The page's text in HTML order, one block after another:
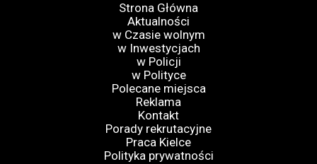
Strona Główna
Aktualności
w Czasie wolnym
w Inwestycjach
w Policji
w Polityce
Polecane miejsca
Reklama
Kontakt
Porady rekrutacyjne
Praca Kielce
Polityka prywatności